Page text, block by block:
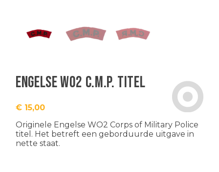
Engelse WO2 C.M.P. titel
€ 15,00
Originele Engelse WO2 Corps of Military Police
titel. Het betreft een geborduurde uitgave in
nette staat.